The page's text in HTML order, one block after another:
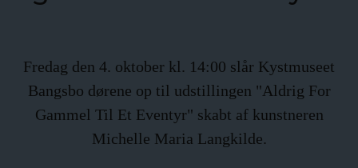
Fredag den 4. oktober kl. 14:00 slår Kystmuseet
Bangsbo dørene op til udstillingen "Aldrig For
Gammel Til Et Eventyr" skabt af kunstneren
Michelle Maria Langkilde.